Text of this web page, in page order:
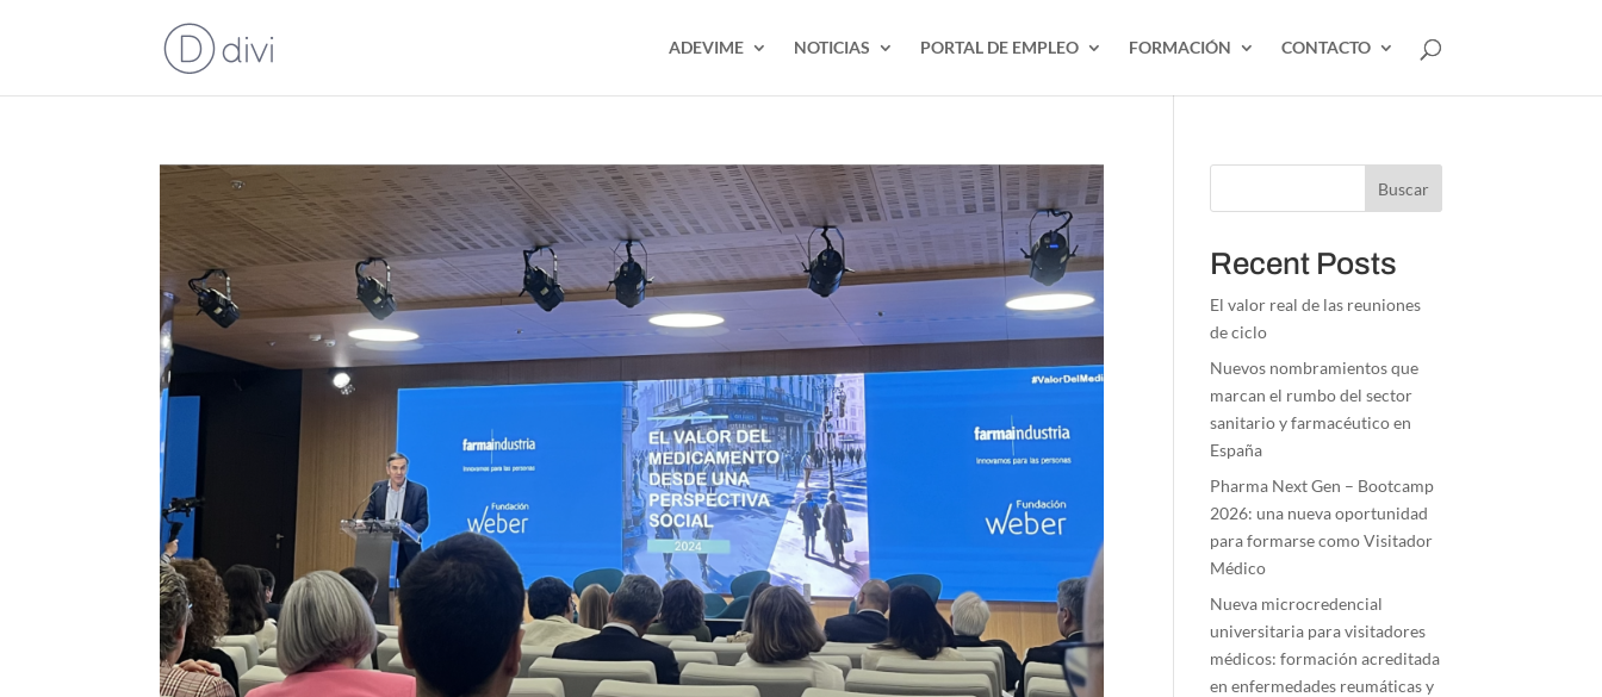
ADEVIME NOTICIAS PORTAL DE EMPLEO FORMACIÓN CONTACTO
Buscar
Recent Posts
El valor real de las reuniones
de ciclo
Nuevos nombramientos que
marcan el rumbo del sector
sanitario y farmacéutico en
España
Pharma Next Gen – Bootcamp
2026: una nueva oportunidad
para formarse como Visitador
Médico
Nueva microcredencial
universitaria para visitadores
médicos: formación acreditada
en enfermedades reumáticas y